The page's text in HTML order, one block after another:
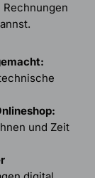
und Zeit